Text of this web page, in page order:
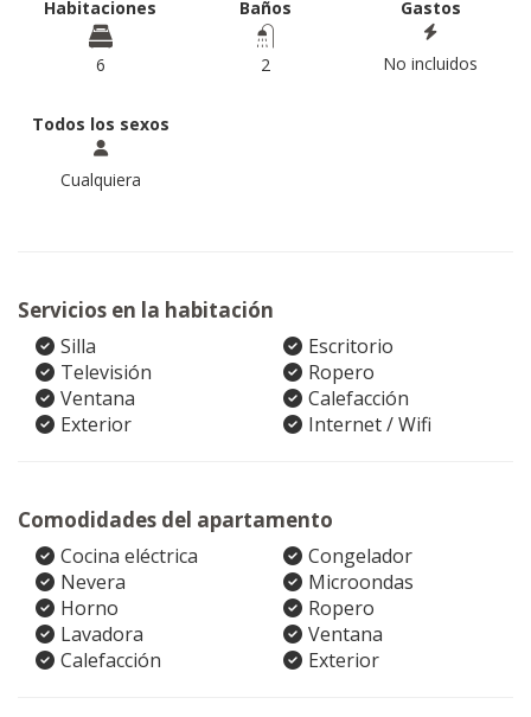
Habitaciones
6
Baños
2
Gastos
No incluidos
Todos los sexos
Cualquiera
Servicios en la habitación
Silla
Escritorio
Televisión
Ropero
Ventana
Calefacción
Exterior
Internet / Wifi
Comodidades del apartamento
Cocina eléctrica
Congelador
Nevera
Microondas
Horno
Ropero
Lavadora
Ventana
Calefacción
Exterior